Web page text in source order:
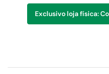
Exclusivo loja física: